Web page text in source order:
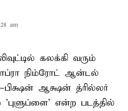
am
கலக்கி வரும்
நிம்ரோட் ஆன்டல்
ஆக்ஷன் த்ரில்லர்
'புளுப்ளை' என்ற படத்தில்